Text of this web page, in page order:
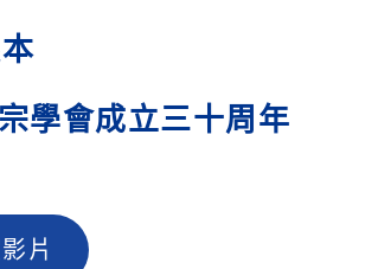
學會成立三十周年
片